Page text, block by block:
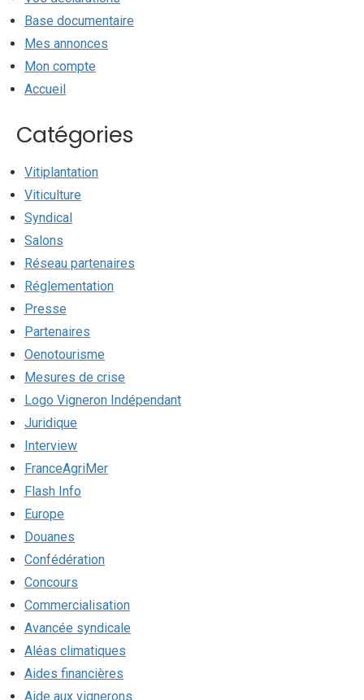
Base documentaire
Mes annonces
Mon compte
Accueil
Catégories
Vitiplantation
Viticulture
Syndical
Salons
Réseau partenaires
Réglementation
Presse
Partenaires
Oenotourisme
Mesures de crise
Logo Vigneron Indépendant
Juridique
Interview
FranceAgriMer
Flash Info
Europe
Douanes
Confédération
Concours
Commercialisation
Avancée syndicale
Aléas climatiques
Aides financières
Aide aux vignerons